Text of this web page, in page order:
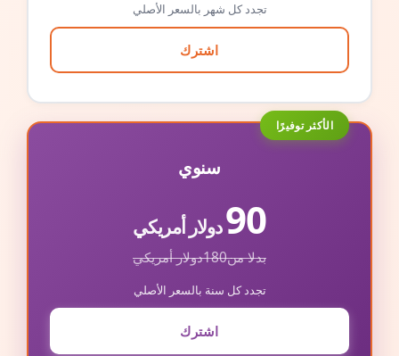
تجدد كل شهر بالسعر الأصلي
اشترك
الأكثر توفيرًا
سنوي
90دولار أمريكي
بدلا من180دولار أمريكي
تجدد كل سنة بالسعر الأصلي
اشترك